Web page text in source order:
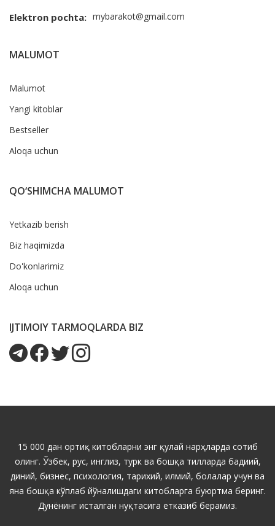
Elektron pochta: mybarakot@gmail.com
MALUMOT
Malumot
Yangi kitoblar
Bestseller
Aloqa uchun
QO‘SHIMCHA MALUMOT
Yetkazib berish
Biz haqimizda
Do'konlarimiz
Aloqa uchun
IJTIMOIY TARMOQLARDA BIZ
15 000 дан ортиқ китобларни энг қулай нарҳларда сотиб
олинг. Ўзбек, рус, инглиз, турк ва бошқа тилларда бадиий,
диний, бизнес, психология, тарихий, илмий, болалар учун ва
яна бошқа кўплаб йўналишдаги китобларга буюртма беринг.
Дунёнинг исталган нуқтасига етказиб берамиз.